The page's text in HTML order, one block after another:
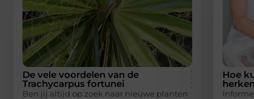
De vele voordelen van de
Trachycarpus fortunei
Ben jij altijd op zoek naar nieuwe planten
Hoe